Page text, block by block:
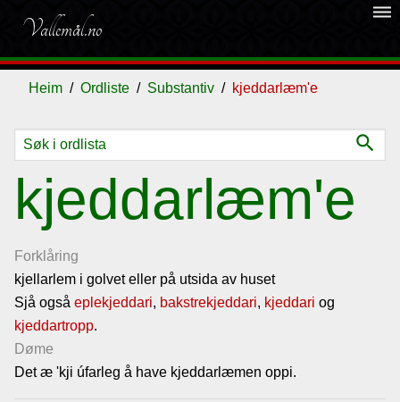
Vallemål.no
dehaze
Heim Ordliste Substantiv kjeddarlæm'e
search
kjeddarlæm'e
Forklåring
kjellarlem i golvet eller på utsida av huset
Sjå også eplekjeddari, bakstrekjeddari, kjeddari og
kjeddartropp.
Døme
Det æ 'kji úfarleg å have kjeddarlæmen oppi.
Ordliste
Om
vallemålet
Gjestebok
Nyhende